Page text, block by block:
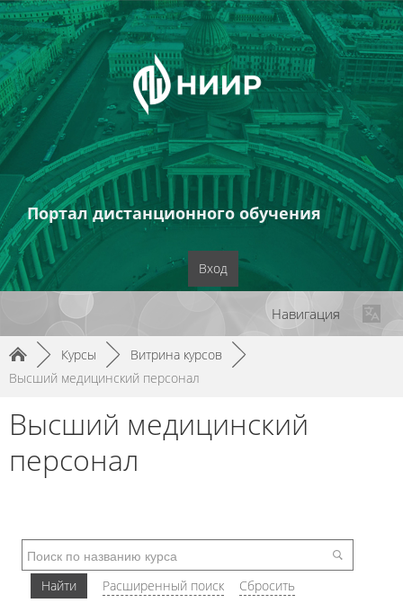
Портал дистанционного обучения
Вход
► Курсы ► Витрина курсов
►
Высший медицинский персонал
Высший медицинский
персонал
Навигация